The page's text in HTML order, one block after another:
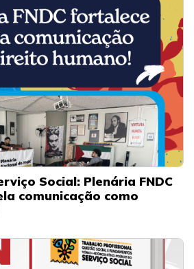
Social: Plenária FNDC
comunicação como